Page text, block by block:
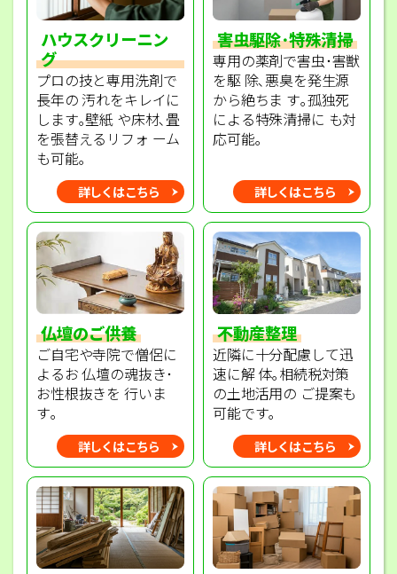
ハウスクリーニン
グ
プロの技と専用洗剤で
長年の 汚れをキレイに
します｡壁紙 や床材､畳
を張替えるリフォ ーム
も可能｡
詳しくはこちら
害虫駆除･特殊清掃
専用の薬剤で害虫･害獣
を駆 除､悪臭を発生源
から絶ちま す｡孤独死
による特殊清掃に も対
応可能｡
詳しくはこちら
仏壇のご供養
ご自宅や寺院で僧侶に
よるお 仏壇の魂抜き･
お性根抜きを 行いま
す｡
詳しくはこちら
不動産整理
近隣に十分配慮して迅
速に解 体｡相続税対策
の土地活用の ご提案も
可能です｡
詳しくはこちら